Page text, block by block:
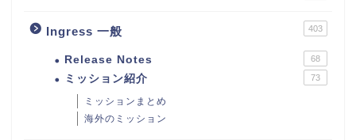
Ingress 一般 403
Release Notes 68
ミッション紹介 73
ミッションまとめ
海外のミッション